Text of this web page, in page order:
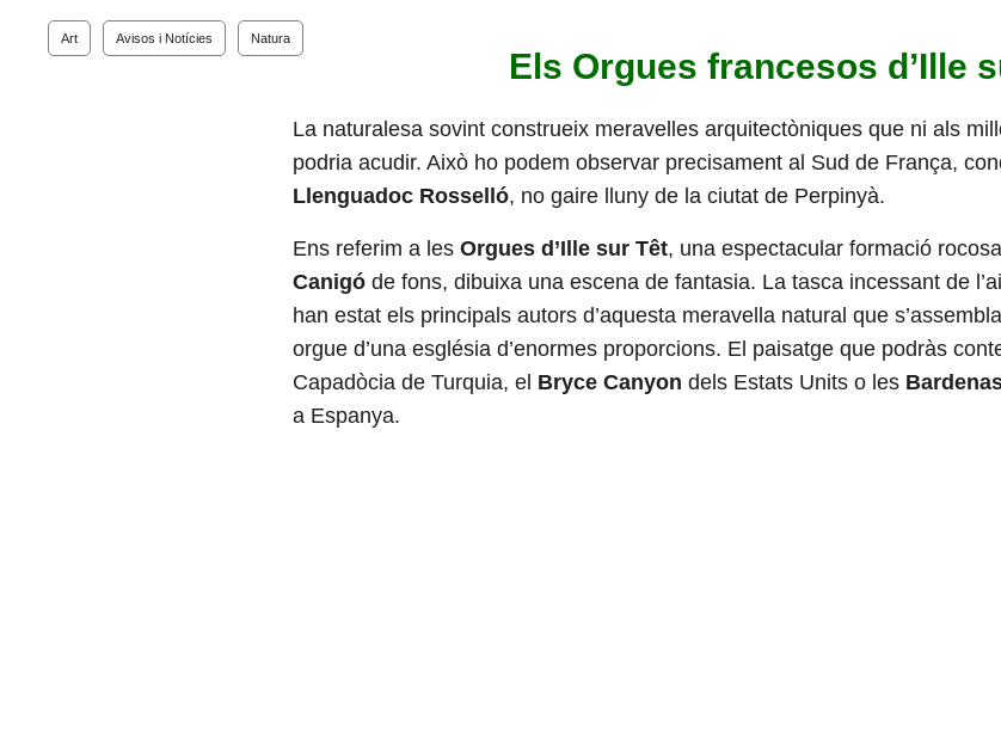
Art Avisos i Notícies Natura
Els Orgues francesos d’Ille
La naturalesa sovint construeix meravelles arquitectòniques que ni als
podria acudir. Això ho podem observar precisament al Sud de França,
Llenguadoc Rosselló, no gaire lluny de la ciutat de Perpinyà.
Ens referim a les Orgues d’Ille sur Têt, una espectacular formació
Canigóde fons, dibuixa una escena de fantasia. La tasca incessant de
han estat els principals autors d’aquesta meravella natural que
orgue d’una església d’enormes proporcions. El paisatge que podràs
Capadòcia de Turquia, el Bryce Canyon dels Estats Units o les
a Espanya.